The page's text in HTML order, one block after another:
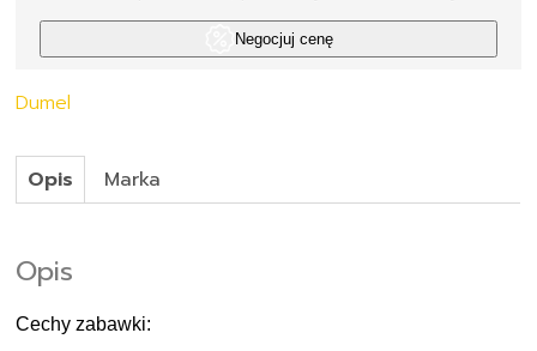
Negocjuj cenę
Dumel
Opis Marka
Opis
Cechy zabawki: